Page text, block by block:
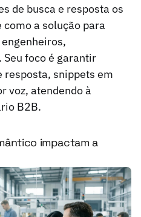
de busca e resposta os
a solução para
foco é garantir
snippets em
voz, atendendo à
B2B.
impactam a